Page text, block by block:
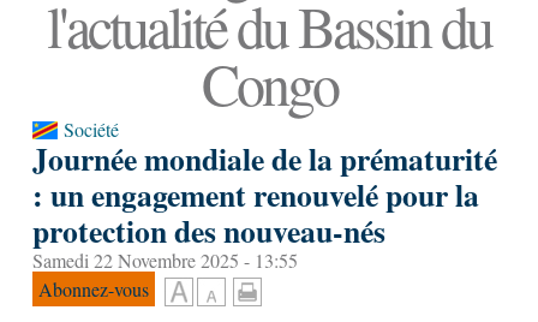
l'actualité du Bassin du
Congo
Société
Journée mondiale de la prématurité
: un engagement renouvelé pour la
protection des nouveau-nés
Samedi 22 Novembre 2025 - 13:55
Abonnez-vous